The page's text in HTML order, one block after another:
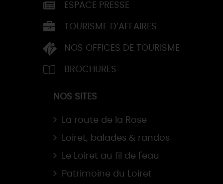
ESPACE PRESSE
TOURISME D’AFFAIRES
NOS OFFICES DE TOURISME
BROCHURES
NOS SITES
La route de la Rose
Loiret, balades & randos
Le Loiret au fil de l'eau
Patrimoine du Loiret